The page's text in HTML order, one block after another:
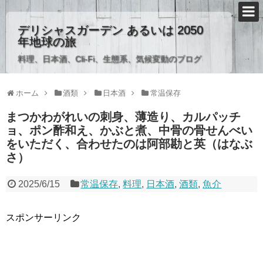
デリシャスガーデン あるいは 2050
年地球の旅
料理、日本酒、Cli-Fi、生態系、気候変動のブログ
ホーム 酒類 日本酒 常温保存
まつかわがれいの刺身、薄造り、カルパッチ
ョ、ポン酢和え、かぶと煮、中骨の骨せんべい
をいただく、合わせたのは阿部勘と英（はなぶ
さ）
2025/6/15 常温保存,料理, 日本酒,酒類,魚介
スポンサーリンク